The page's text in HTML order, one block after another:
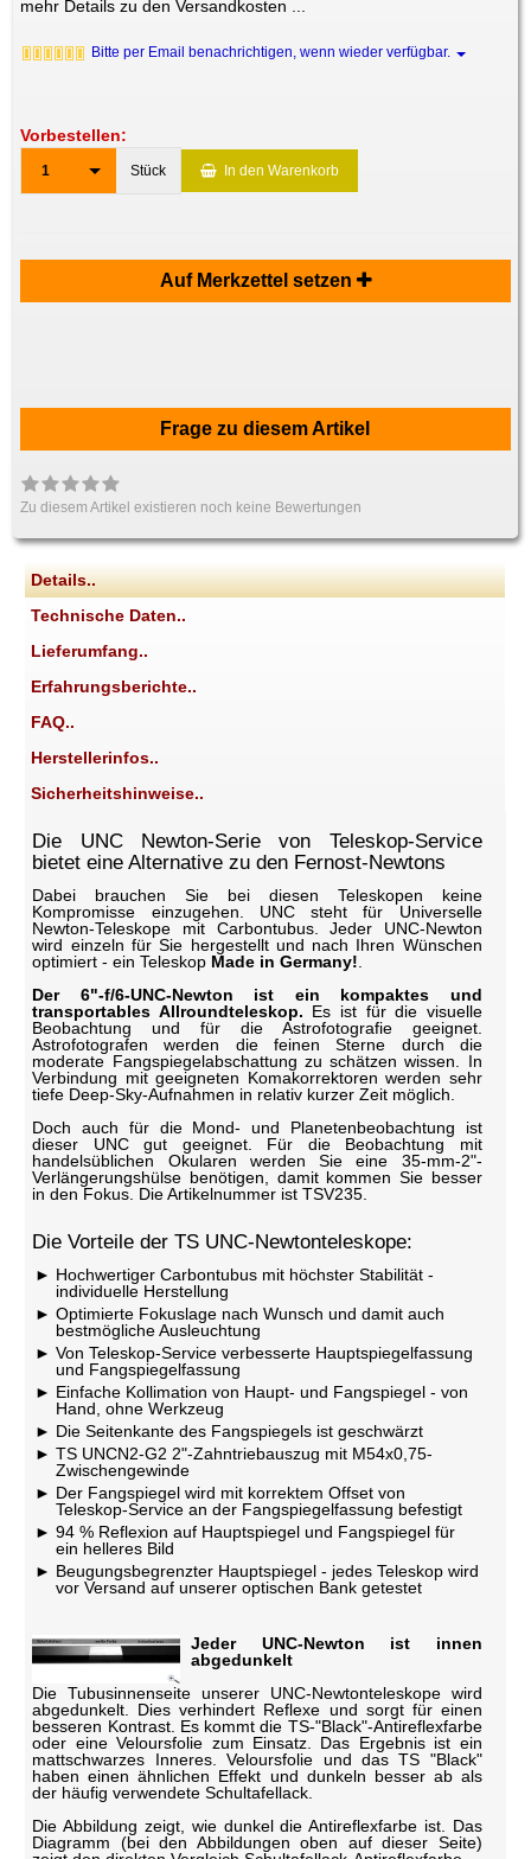
mehr Details zu den Versandkosten ...
Bitte per Email benachrichtigen, wenn wieder verfügbar.
Vorbestellen:
1 Stück In den Warenkorb
Auf Merkzettel setzen
Frage zu diesem Artikel
Zu diesem Artikel existieren noch keine Bewertungen
Details..
Technische Daten..
Lieferumfang..
Erfahrungsberichte..
FAQ..
Herstellerinfos..
Sicherheitshinweise..
Die UNC Newton-Serie von Teleskop-Service
bietet eine Alternative zu den Fernost-Newtons
Dabei brauchen Sie bei diesen Teleskopen keine
Kompromisse einzugehen. UNC steht für Universelle
Newton-Teleskope mit Carbontubus. Jeder UNC-Newton
wird einzeln für Sie hergestellt und nach Ihren Wünschen
optimiert - ein Teleskop Made in Germany!.
Der 6"-f/6-UNC-Newton ist ein kompaktes und
transportables Allroundteleskop. Es ist für die visuelle
Beobachtung und für die Astrofotografie geeignet.
Astrofotografen werden die feinen Sterne durch die
moderate Fangspiegelabschattung zu schätzen wissen. In
Verbindung mit geeigneten Komakorrektoren werden sehr
tiefe Deep-Sky-Aufnahmen in relativ kurzer Zeit möglich.
Doch auch für die Mond- und Planetenbeobachtung ist
dieser UNC gut geeignet. Für die Beobachtung mit
handelsüblichen Okularen werden Sie eine 35-mm-2"-
Verlängerungshülse benötigen, damit kommen Sie besser
in den Fokus. Die Artikelnummer ist TSV235.
Die Vorteile der TS UNC-Newtonteleskope:
Hochwertiger Carbontubus mit höchster Stabilität -
individuelle Herstellung
Optimierte Fokuslage nach Wunsch und damit auch
bestmögliche Ausleuchtung
Von Teleskop-Service verbesserte Hauptspiegelfassung
und Fangspiegelfassung
Einfache Kollimation von Haupt- und Fangspiegel - von
Hand, ohne Werkzeug
Die Seitenkante des Fangspiegels ist geschwärzt
TS UNCN2-G2 2"-Zahntriebauszug mit M54x0,75-
Zwischengewinde
Der Fangspiegel wird mit korrektem Offset von
Teleskop-Service an der Fangspiegelfassung befestigt
94 % Reflexion auf Hauptspiegel und Fangspiegel für
ein helleres Bild
Beugungsbegrenzter Hauptspiegel - jedes Teleskop wird
vor Versand auf unserer optischen Bank getestet
Jeder UNC-Newton ist innen
abgedunkelt
Die Tubusinnenseite unserer UNC-Newtonteleskope wird
abgedunkelt. Dies verhindert Reflexe und sorgt für einen
besseren Kontrast. Es kommt die TS-"Black"-Antireflexfarbe
oder eine Veloursfolie zum Einsatz. Das Ergebnis ist ein
mattschwarzes Inneres. Veloursfolie und das TS "Black"
haben einen ähnlichen Effekt und dunkeln besser ab als
der häufig verwendete Schultafellack.
Die Abbildung zeigt, wie dunkel die Antireflexfarbe ist. Das
Diagramm (bei den Abbildungen oben auf dieser Seite)